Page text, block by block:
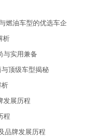
燃油车型的优选车企
析
与实用兼备
顶级车型揭秘
析
发展历程
程
品牌发展历程